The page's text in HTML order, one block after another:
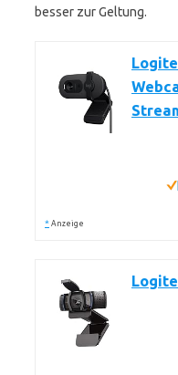
besser zur Geltung.
* Anzeige